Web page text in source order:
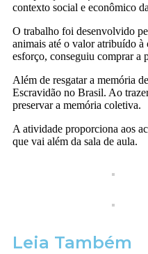
contexto social e econômico
O trabalho foi desenvolvido
animais até o valor atribuído à
esforço, conseguiu comprar a
Além de resgatar a memória
Escravidão no Brasil. Ao
preservar a memória coletiva.
A atividade proporciona aos
que vai além da sala de aula.
Leia Também